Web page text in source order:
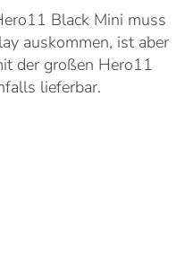
Black Mini muss
auskommen, ist aber
der großen Hero11
lieferbar.